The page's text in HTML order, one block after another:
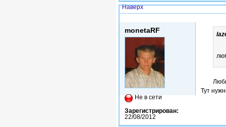
Наверх
monetaRF
Не в сети
Зарегистрирован:
22/08/2012
Тут